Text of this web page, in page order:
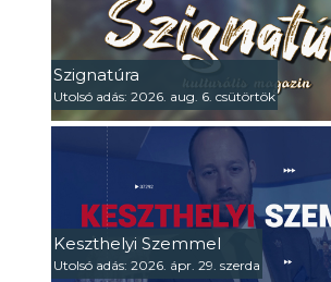
Szignatúra
Utolsó adás: 2026. aug. 6. csütörtök
Keszthelyi Szemmel
Utolsó adás: 2026. ápr. 29. szerda